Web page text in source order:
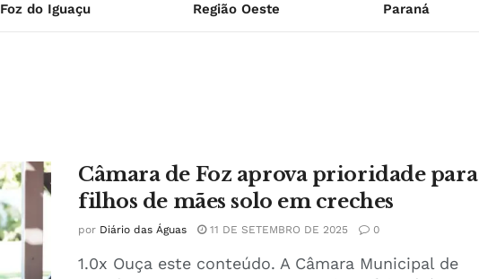
Foz do Iguaçu Região Oeste Paraná
Câmara de Foz aprova prioridade para
filhos de mães solo em creches
por Diário das Águas 11 DE SETEMBRO DE 2025 0
1.0x Ouça este conteúdo. A Câmara Municipal de